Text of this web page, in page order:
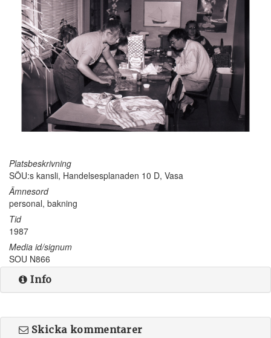
Platsbeskrivning
SÖU:s kansli, Handelsesplanaden 10 D, Vasa
Ämnesord
personal, bakning
Tid
1987
Media id/signum
SOU N866
Info
Skicka kommentarer